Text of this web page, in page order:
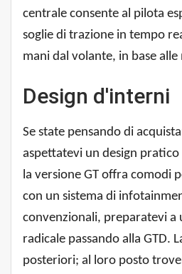
centrale consente al pilota
soglie di trazione in tempo
mani dal volante, in base
Design d'interni
Se state pensando di
aspettatevi un design
la versione GT offra comodi
con un sistema di
convenzionali, preparatevi a
radicale passando alla GTD.
posteriori; al loro posto